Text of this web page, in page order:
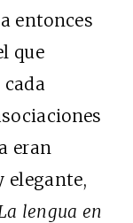
entonces
que
eran
elegante,
lengua en